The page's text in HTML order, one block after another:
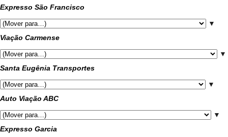
Expresso São Francisco
▼
Viação Carmense
▼
Santa Eugênia Transportes
▼
Auto Viação ABC
▼
Expresso Garcia